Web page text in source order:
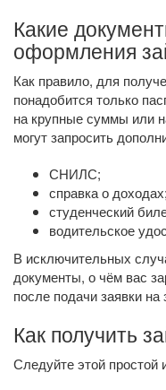
Какие
оформления
Как правило, для
понадобится только
на крупные суммы или
могут запросить
СНИЛС;
справка о доходах;
студенческий
водительское
В исключительных
документы, о чём вас
после подачи заявки на
Как получить
Следуйте этой простой